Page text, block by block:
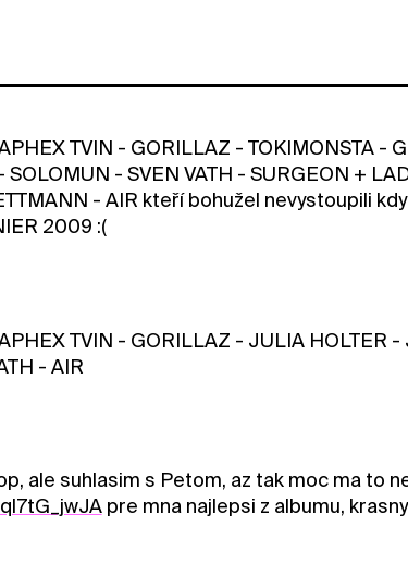
TVIN - GORILLAZ - TOKIMONSTA -
- SVEN VATH - SURGEON +
- AIR kteří bohužel nevystoupili
2009 :(
TVIN - GORILLAZ - JULIA HOLTER
- AIR
ale suhlasim s Petom, az tak moc ma to
pre mna najlepsi z albumu,